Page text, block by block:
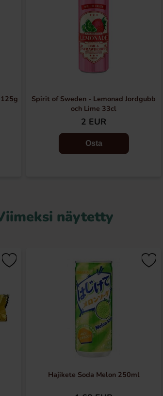
Spirit of Sweden - Lemonad Jordgubb
och Lime 33cl
2 EUR
Osta
näytetty
Hajikete Soda Melon 250ml